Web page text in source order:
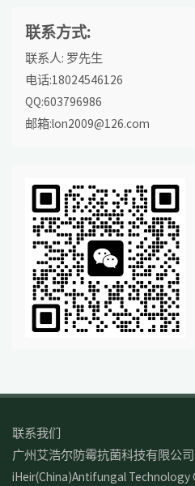
联系方式:
联系人: 罗先生
电话:18024546126
QQ:603796986
邮箱:lon2009@126.com
联系我们
广州艾浩尔防霉抗菌科技有限公司
iHeir(China)Antifungal Technology